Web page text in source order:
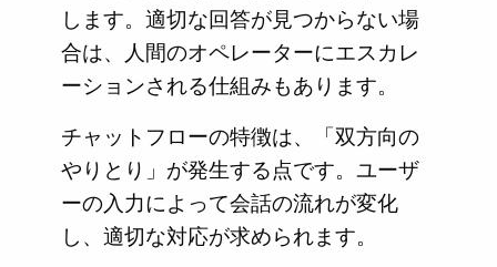
します。適切な回答が見つからない場
合は、人間のオペレーターにエスカレ
ーションされる仕組みもあります。
チャットフローの特徴は、「双方向の
やりとり」が発生する点です。ユーザ
ーの入力によって会話の流れが変化
し、適切な対応が求められます。